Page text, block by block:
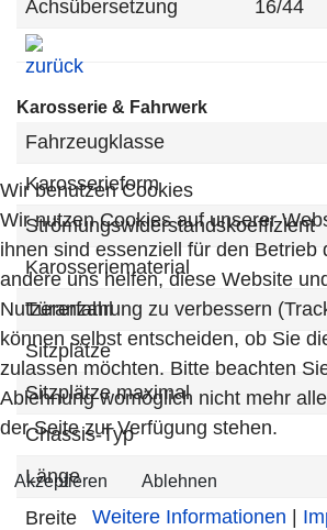
Achsübersetzung 16/44
Karosserie & Fahrwerk
Fahrzeugklasse
Karosserieform
Strömungswiderstandskoeffizient
Karosseriematerial
Türanzahl
Sitzplätze
Sitzplätze maximal
Chassis-Typ
Länge
Breite
Wir benutzen Cookies
Wir nutzen Cookies auf unserer
ihnen sind essenziell für den Betrieb
andere uns helfen, diese Website
Nutzererfahrung zu verbessern
können selbst entscheiden, ob Sie
zulassen möchten. Bitte beachten
Ablehnung womöglich nicht mehr
der Seite zur Verfügung stehen.
Akzeptieren Ablehnen
Weitere Informationen |